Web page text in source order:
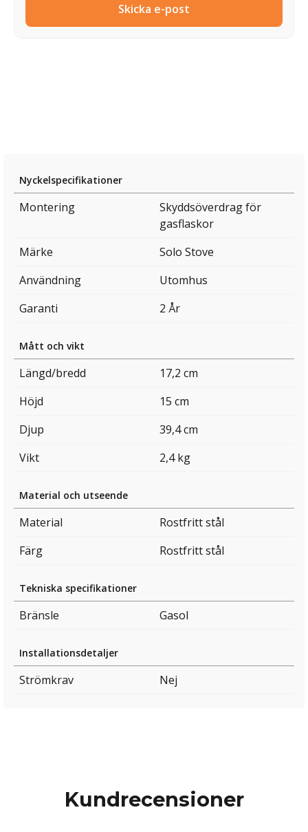
Skicka e-post
Nyckelspecifikationer
Montering
Skyddsöverdrag för
gasflaskor
Märke
Solo Stove
Användning
Utomhus
Garanti
2 År
Mått och vikt
Längd/bredd
17,2 cm
Höjd
15 cm
Djup
39,4 cm
Vikt
2,4 kg
Material och utseende
Material
Rostfritt stål
Färg
Rostfritt stål
Tekniska specifikationer
Bränsle Gasol
Installationsdetaljer
Strömkrav Nej
Kundrecensioner